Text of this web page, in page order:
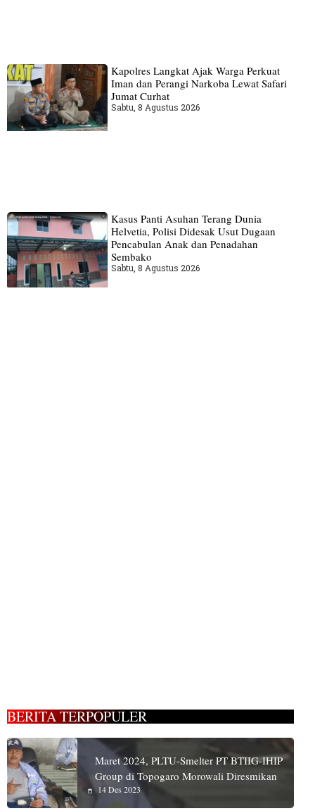
Kapolres Langkat Ajak Warga Perkuat
Iman dan Perangi Narkoba Lewat Safari
Jumat Curhat
Sabtu, 8 Agustus 2026
Kasus Panti Asuhan Terang Dunia
Helvetia, Polisi Didesak Usut Dugaan
Pencabulan Anak dan Penadahan
Sembako
Sabtu, 8 Agustus 2026
BERITA TERPOPULER
Maret 2024, PLTU-Smelter PT BTIIG-IHIP
Group di Topogaro Morowali Diresmikan
14 Des 2023